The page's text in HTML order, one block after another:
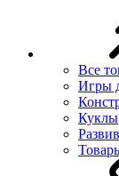
Все
Игры
Куклы